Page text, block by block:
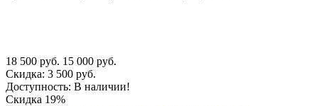
18 500 руб. 15 000 руб.
Скидка: 3 500 руб.
Доступность: В наличии!
Скидка 19%